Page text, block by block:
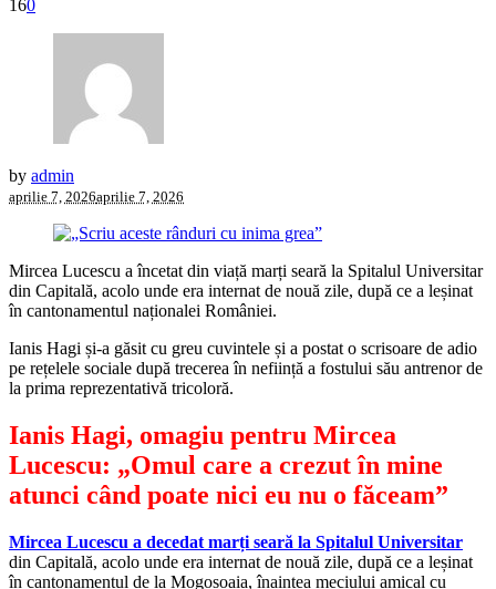
160
by admin
aprilie 7, 2026aprilie 7, 2026
Mircea Lucescu a încetat din viață marți seară la Spitalul Universitar
din Capitală, acolo unde era internat de nouă zile, după ce a leșinat
în cantonamentul naționalei României.
Ianis Hagi și-a găsit cu greu cuvintele și a postat o scrisoare de adio
pe rețelele sociale după trecerea în neființă a fostului său antrenor de
la prima reprezentativă tricoloră.
Ianis Hagi, omagiu pentru Mircea
Lucescu: „Omul care a crezut în mine
atunci când poate nici eu nu o făceam”
Mircea Lucescu a decedat marți seară la Spitalul Universitar
din Capitală, acolo unde era internat de nouă zile, după ce a leșinat
în cantonamentul de la Mogoșoaia, înaintea meciului amical cu